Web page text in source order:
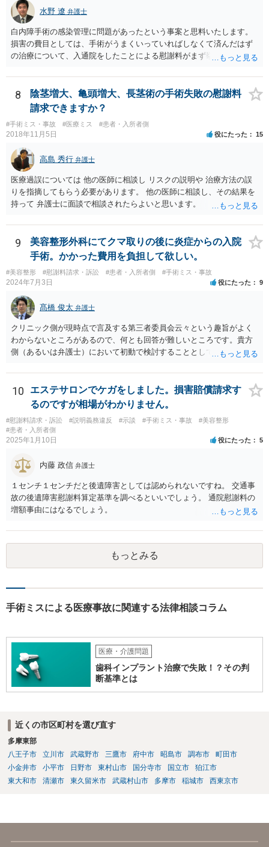
水野 遼 弁護士
白内障手術の感染管理に問題があったという事案と思料いたします。
損害の費目としては、手術がうまくいっていればしなくて済んだはず
の治療について、入通院をしたことによる慰謝料がまず挙げられ、こ
が残った場合には、後遺症についての慰謝料や、逸失利益なども請求
の対象になってきます。 あくまでケースバイケースなので、今回の事
案に必ずしも当てはまるものとは言い切れませんが、過去の裁判例を
見ると、白内障の手術に失敗して片目の視力がほぼ失われたような事
案の場合、800万円程度の慰謝料が認められた事案もあります。 医療
事故の場合、相手が保険を使った対応になることが多いため、交渉を
円滑に進めるためには早期に弁護士委任された方がよいのではないか
と思います。
8
陰茎増大、亀頭増大、長茎術の手術失敗の慰謝料
請求できますか？
#手術ミス・事故 #医療ミス #患者・入所者側
2018年11月5日 役にたった 15
高島 秀行 弁護士
医療過誤については 他の医師に相談し リスクの説明や 治療方法の誤
りを指摘してもらう必要があります。 他の医師に相談し、その結果を
持って 弁護士に面談で相談されたらよいと思います。
9
美容整形外科にてクマ取りの後に炎症からの入院
手術。かかった費用を負担して欲しい。
#美容整形 #慰謝料請求・訴訟 #患者・入所者側 #手術ミス・事故
2024年7月3日 役にたった 9
髙橋 俊太 弁護士
クリニック側が現時点で言及する第三者委員会云々という趣旨がよく
わからないところがあるので、何とも回答が難しいところです。貴方
側（あるいは弁護士）において初動で検討することとしては、クリニ
医師意見聴取などが考えられるかと思います。それらを踏まえてクリ
ニック側の過失を肯定できそうであれば、クリニックに対して具体的
に損害賠償請求をしていくことになります。
10
エステサロンでケガをしました。損害賠償請求す
るのですが相場がわかりません。
#慰謝料請求・訴訟 #説明義務違反 #示談 #手術ミス・事故
#美容整形
#患者・入所者側
2025年1月10日 役にたった 5
内藤 政信 弁護士
１センチ１センチだと後遺障害としては認められないですね。 交通事
故の後遺障害慰謝料算定基準を調べるといいでしょう。 通院慰謝料の
増額事由にはなるでしょう。
もっとみる
手術ミスによる医療事故に関連する法律相談コラム
医療・介護問題
歯科インプラント治療で失敗！？その判
断基準とは
近くの市区町村を選び直す
多摩東部
八王子市
立川市 武蔵野市 三鷹市 府中市 昭島市 調布市
町田市
小金井市
小平市 日野市 東村山市 国分寺市 国立市
狛江市
東大和市
清瀬市 東久留米市 武蔵村山市 多摩市 稲城市 西東京市